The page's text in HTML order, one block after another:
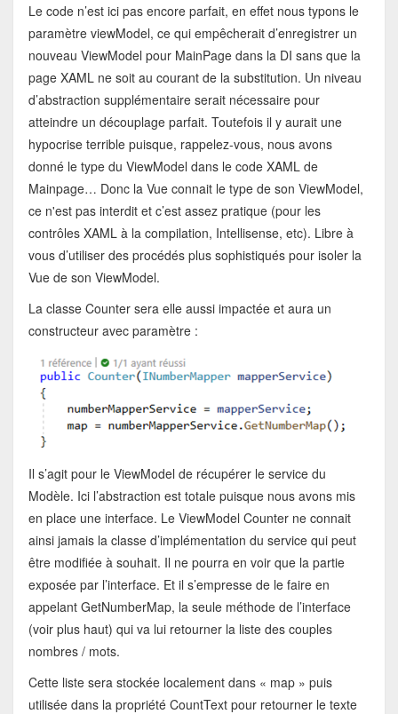
Le code n’est ici pas encore parfait, en effet nous typons le
paramètre viewModel, ce qui empêcherait d’enregistrer un
nouveau ViewModel pour MainPage dans la DI sans que la
page XAML ne soit au courant de la substitution. Un niveau
d’abstraction supplémentaire serait nécessaire pour
atteindre un découplage parfait. Toutefois il y aurait une
hypocrise terrible puisque, rappelez-vous, nous avons
donné le type du ViewModel dans le code XAML de
Mainpage… Donc la Vue connait le type de son ViewModel,
ce n'est pas interdit et c’est assez pratique (pour les
contrôles XAML à la compilation, Intellisense, etc). Libre à
vous d’utiliser des procédés plus sophistiqués pour isoler la
Vue de son ViewModel.
La classe Counter sera elle aussi impactée et aura un
constructeur avec paramètre :
Il s’agit pour le ViewModel de récupérer le service du
Modèle. Ici l’abstraction est totale puisque nous avons mis
en place une interface. Le ViewModel Counter ne connait
ainsi jamais la classe d’implémentation du service qui peut
être modifiée à souhait. Il ne pourra en voir que la partie
exposée par l’interface. Et il s’empresse de le faire en
appelant GetNumberMap, la seule méthode de l’interface
(voir plus haut) qui va lui retourner la liste des couples
nombres / mots.
Cette liste sera stockée localement dans « map » puis
utilisée dans la propriété CountText pour retourner le texte